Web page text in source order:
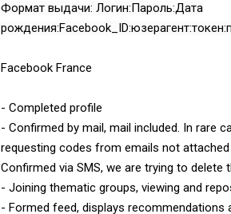
Формат выдачи: Логин:Пароль:Дата
Facebook France
- Completed profile
- Confirmed by mail, mail included. In rare
requesting codes from emails not
Confirmed via SMS, we are trying to
- Joining thematic groups, viewing and
- Formed feed, displays